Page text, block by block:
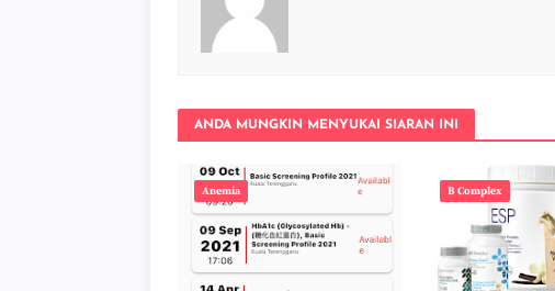
ANDA MUNGKIN MENYUKAI SIARAN INI
Anemia B Complex